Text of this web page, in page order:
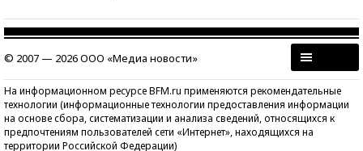
© 2007 — 2026 ООО «Медиа новости»
На информационном ресурсе BFM.ru применяются рекомендательные
технологии (информационные технологии предоставления информации
на основе сбора, систематизации и анализа сведений, относящихся к
предпочтениям пользователей сети «Интернет», находящихся на
территории Российской Федерации)